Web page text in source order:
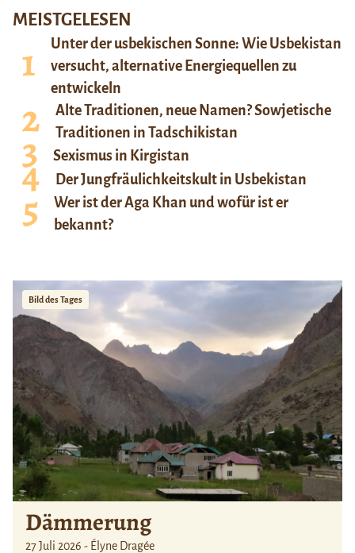
MEISTGELESEN
Unter der usbekischen Sonne: Wie Usbekistan
versucht, alternative Energiequellen zu
entwickeln
Alte Traditionen, neue Namen? Sowjetische
Traditionen in Tadschikistan
Sexismus in Kirgistan
Der Jungfräulichkeitskult in Usbekistan
Wer ist der Aga Khan und wofür ist er
bekannt?
Bild des Tages
Dämmerung
27 Juli 2026 - Élyne Dragée